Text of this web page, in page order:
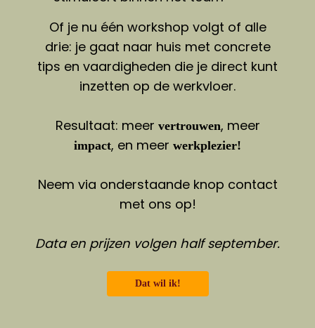
Of je nu één workshop volgt of alle
drie: je gaat naar huis met concrete
tips en vaardigheden die je direct kunt
inzetten op de werkvloer.
Resultaat: meer vertrouwen, meer
impact, en meer werkplezier!
Neem via onderstaande knop contact
met ons op!
Data en prijzen volgen half september.
Dat wil ik!